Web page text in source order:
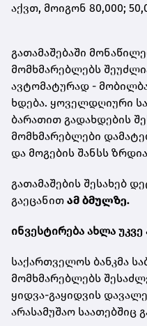
აქვთ, მოიგონ 80,000;
გათამაშებაში
მომხმარებლებს
ავტომატურად -
ხდება. ყოველდღიური
ბარათით გადახდების
მომხმარებლები
და მოგების შანსს
გათამაშების შესახებ
გაეცანით ამ ბმულზე.
ინვესტირება ახლა უკვე
საქართველოს ბანკმა
მომხმარებლებს
ყიდვა-გაყიდვის
არასამუშაო საათებშიც